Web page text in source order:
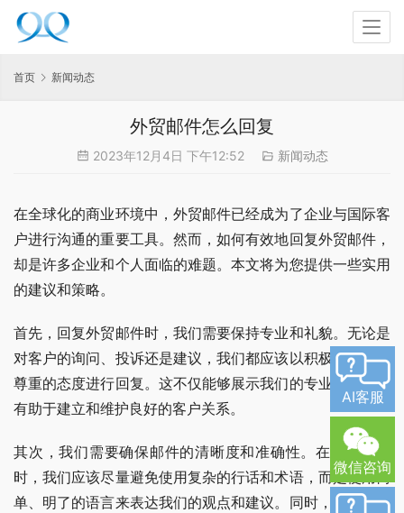
首页 新闻动态
外贸邮件怎么回复
2023年12月4日 下午12:52 新闻动态
在全球化的商业环境中，外贸邮件已经成为了企业与国际客
户进行沟通的重要工具。然而，如何有效地回复外贸邮件，
却是许多企业和个人面临的难题。本文将为您提供一些实用
的建议和策略。
首先，回复外贸邮件时，我们需要保持专业和礼貌。无论是
对客户的询问、投诉还是建议，我们都应该以积极、耐心和
尊重的态度进行回复。这不仅能够展示我们的专业素养，也
有助于建立和维护良好的客户关系。
其次，我们需要确保邮件的清晰度和准确性。在回复邮件
时，我们应该尽量避免使用复杂的行话和术语，而是使用简
单、明了的语言来表达我们的观点和建议。同时，我们也需
AI客服
微信咨询